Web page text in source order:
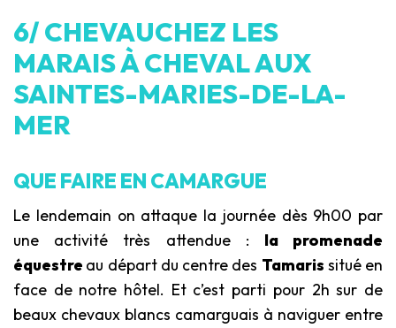
6/ CHEVAUCHEZ LES
MARAIS À CHEVAL AUX
SAINTES-MARIES-DE-LA-
MER
QUE FAIRE EN CAMARGUE
Le lendemain on attaque la journée dès 9h00 par
une activité très attendue : la promenade
équestre au départ du centre des Tamaris situé en
face de notre hôtel. Et c’est parti pour 2h sur de
beaux chevaux blancs camarguais à naviguer entre